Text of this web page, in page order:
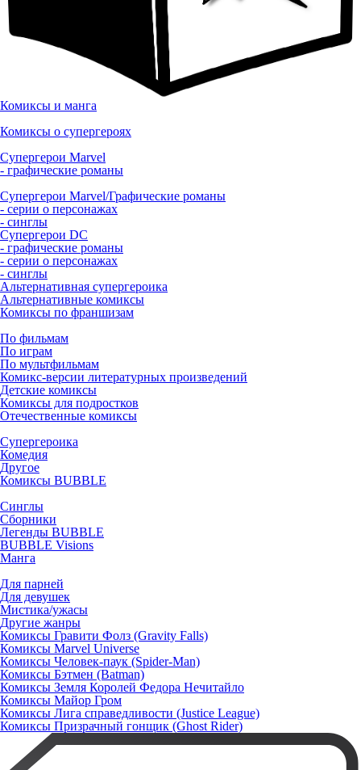
Комиксы и манга
Комиксы о супергероях
Супергерои Marvel
- графические романы
Супергерои Marvel/Графические романы
- серии о персонажах
- синглы
Супергерои DC
- графические романы
- серии о персонажах
- синглы
Альтернативная супергероика
Альтернативные комиксы
Комиксы по франшизам
По фильмам
По играм
По мультфильмам
Комикс-версии литературных произведений
Детские комиксы
Комиксы для подростков
Отечественные комиксы
Супергероика
Комедия
Другое
Комиксы BUBBLE
Синглы
Сборники
Легенды BUBBLE
BUBBLE Visions
Манга
Для парней
Для девушек
Мистика/ужасы
Другие жанры
Комиксы Гравити Фолз (Gravity Falls)
Комиксы Marvel Universe
Комиксы Человек-паук (Spider-Man)
Комиксы Бэтмен (Batman)
Комиксы Земля Королей Федора Нечитайло
Комиксы Майор Гром
Комиксы Лига справедливости (Justice League)
Комиксы Призрачный гонщик (Ghost Rider)